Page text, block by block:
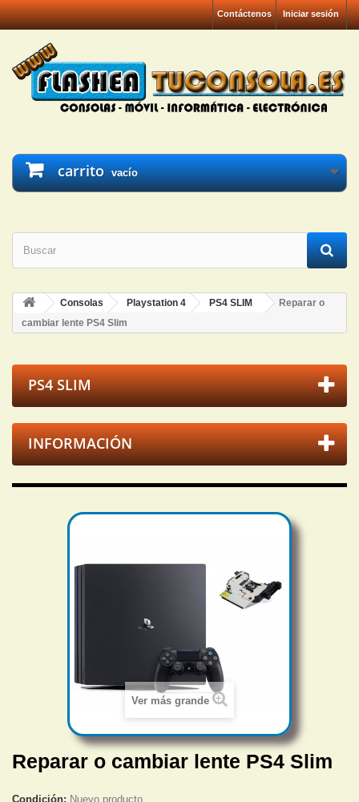
Iniciar sesión
Contáctenos
carrito vacío
Consolas Playstation 4 PS4 SLIM
Reparar o
cambiar lente PS4 Slim
PS4 SLIM
INFORMACIÓN
Ver más grande
Reparar o cambiar lente PS4 Slim
Condición: Nuevo producto